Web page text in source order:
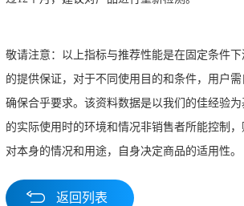
敬请注意：以上指标与推荐性能是在固定条件
的提供保证，对于不同使用目的和条件，用户
确保合乎要求。该资料数据是以我们的佳经验
的实际使用时的环境和情况非销售者所能控制
对本身的情况和用途，自身决定商品
返回列表